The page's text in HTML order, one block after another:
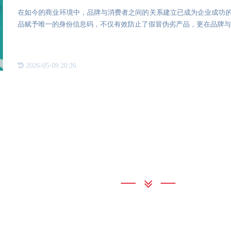
在如今的商业环境中，品牌与消费者之间的关系建立已成为企业成功
品赋予唯一的身份信息码，不仅有效防止了假冒伪劣产品，更在品牌
2026-05-09 20:26